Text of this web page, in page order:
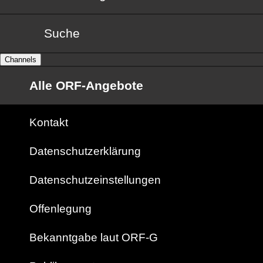
Suche
Channels
Alle ORF-Angebote
Kontakt
Datenschutzerklärung
Datenschutzeinstellungen
Offenlegung
Bekanntgabe laut ORF-G